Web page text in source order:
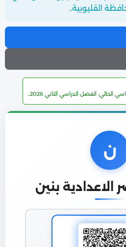
القليوبية..
الحالي: الفصل الدراسي الثاني 2026..
ن
الاعدادية بنين